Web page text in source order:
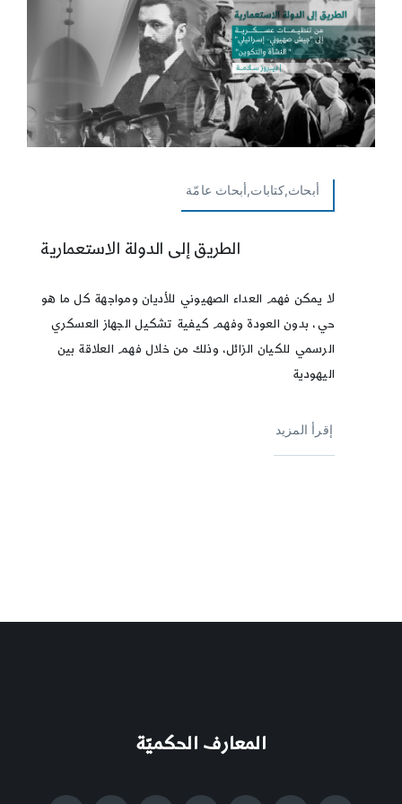
أبحاث,كتابات,أبحاث عامّة
الطريق إلى الدولة الاستعمارية
لا يمكن فهم العداء الصهيوني للأديان ومواجهة كل ما هو
حي، بدون العودة وفهم كيفية تشكيل الجهاز العسكري
الرسمي للكيان الزائل، وذلك من خلال فهم العلاقة بين
اليهودية
إقرأ المزيد
المعارف الحكميّة